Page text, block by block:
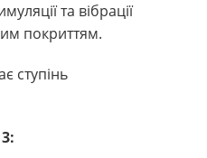
та вібрації
покриттям.
ступінь